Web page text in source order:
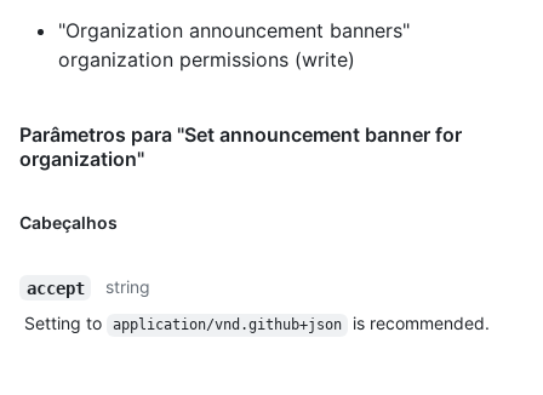
"Organization announcement banners"
organization permissions (write)
Parâmetros para "Set announcement banner for
organization"
Cabeçalhos
accept
string
Setting to
application/vnd.github+json is recommended.